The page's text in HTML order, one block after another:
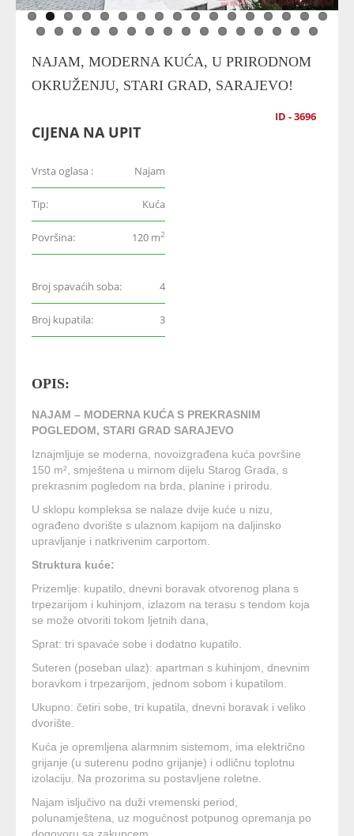
NAJAM, MODERNA KUĆA, U PRIRODNOM
OKRUŽENJU, STARI GRAD, SARAJEVO!
ID - 3696
CIJENA NA UPIT
Vrsta oglasa : Najam
Tip: Kuća
Površina: 120 m2
Broj spavaćih soba: 4
Broj kupatila: 3
OPIS:
NAJAM – MODERNA KUĆA S PREKRASNIM
POGLEDOM, STARI GRAD SARAJEVO
Iznajmljuje se moderna, novoizgrađena kuća površine
150 m², smještena u mirnom dijelu Starog Grada, s
prekrasnim pogledom na brda, planine i prirodu.
U sklopu kompleksa se nalaze dvije kuće u nizu,
ograđeno dvorište s ulaznom kapijom na daljinsko
upravljanje i natkrivenim carportom.
Struktura kuće:
Prizemlje: kupatilo, dnevni boravak otvorenog plana s
trpezarijom i kuhinjom, izlazom na terasu s tendom koja
se može otvoriti tokom ljetnih dana,
Sprat: tri spavaće sobe i dodatno kupatilo.
Suteren (poseban ulaz): apartman s kuhinjom, dnevnim
boravkom i trpezarijom, jednom sobom i kupatilom.
Ukupno: četiri sobe, tri kupatila, dnevni boravak i veliko
dvorište.
Kuća je opremljena alarmnim sistemom, ima električno
grijanje (u suterenu podno grijanje) i odličnu toplotnu
izolaciju. Na prozorima su postavljene roletne.
Najam isljučivo na duži vremenski period,
polunamještena, uz mogućnost potpunog opremanja po